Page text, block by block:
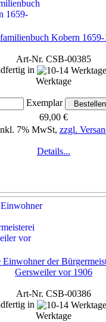
Kobern 1659-
Art-Nr. CSB-00385
in
Werktage
Exemplar
69,00 €
7% MwSt, zzgl.
Details...
Einwohner der
Gersweiler vor 1906
Art-Nr. CSB-00386
in
Werktage